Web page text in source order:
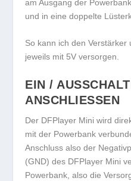
am Ausgang der
und in eine doppelte
So kann ich den Verstärker
jeweils mit 5V versorgen.
EIN /
ANSCHLIESSEN
Der DFPlayer Mini wird
mit der Powerbank
Anschluss also der
(GND) des DFPlayer Mini
Powerbank, also die